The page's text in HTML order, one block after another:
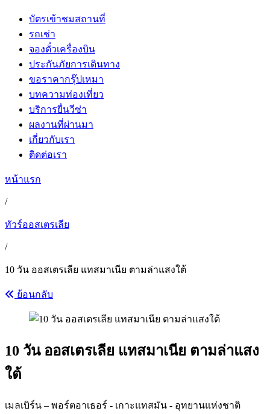
บัตรเข้าชมสถานที่
รถเช่า
จองตั๋วเครื่องบิน
ประกันภัยการเดินทาง
ขอราคากรุ๊ปเหมา
บทความท่องเที่ยว
บริการยื่นวีซ่า
ผลงานที่ผ่านมา
เกี่ยวกับเรา
ติดต่อเรา
หน้าแรก
/
ทัวร์ออสเตรเลีย
/
10 วัน ออสเตรเลีย แทสมาเนีย ตามล่าแสงใต้
ย้อนกลับ
10 วัน ออสเตรเลีย แทสมาเนีย ตามล่าแสง
ใต้
เมลเบิร์น – พอร์ตอาเธอร์ - เกาะแทสมัน - อุทยานแห่งชาติ